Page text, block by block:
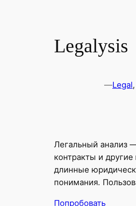
Legalysis
—Legal,
Легальный анализ
контракты и
длинные
понимания.
Попробовать